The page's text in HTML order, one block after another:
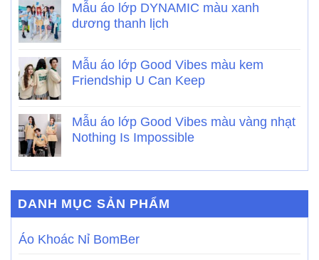
Mẫu áo lớp DYNAMIC màu xanh
dương thanh lịch
Mẫu áo lớp Good Vibes màu kem
Friendship U Can Keep
Mẫu áo lớp Good Vibes màu vàng nhạt
Nothing Is Impossible
DANH MỤC SẢN PHẨM
Áo Khoác Nỉ BomBer